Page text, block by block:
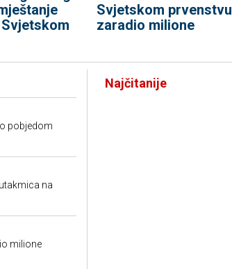
Svjetskom prvenstvu
zaradio milione
pobjedom
na
milione
Najčitanije